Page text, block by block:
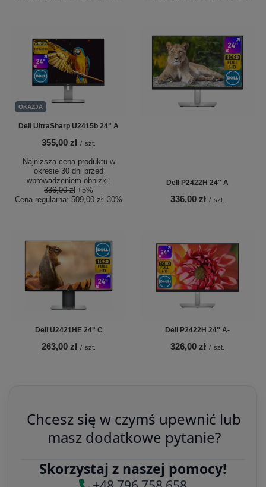
OKAZJA
Dell UltraSharp U2415b 24" A
355,00 zł / szt.
Najniższa cena produktu w
okresie 30 dni przed
wprowadzeniem obniżki:
336,00 zł +5%
Cena regularna: 509,00 zł -30%
Dell P2422H 24'' A
336,00 zł / szt.
Dell U2421HE 24" C
263,00 zł / szt.
Dell P2422H 24'' A-
326,00 zł / szt.
Chcesz się w czymś upewnić lub
masz dodatkowe pytanie?
Skorzystaj z naszej pomocy!